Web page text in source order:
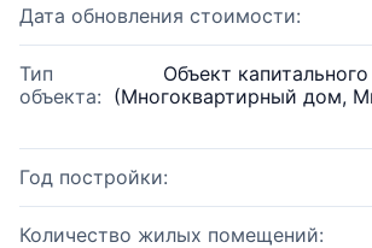
Дата обновления стоимости:
Тип
объекта:
Объект
(Многоквартирный дом,
Год постройки:
Количество жилых помещений: